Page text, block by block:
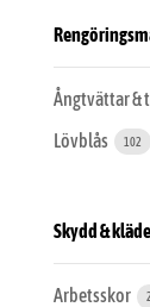
Ångtvättar &
Lövblås 102
Skydd &
Arbetsskor